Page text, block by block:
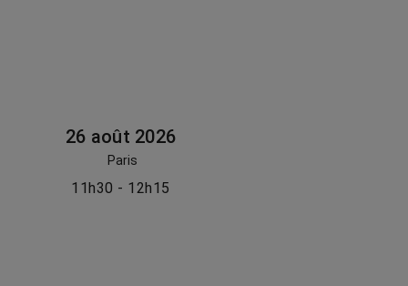
26 août 2026
Paris
11h30 - 12h15